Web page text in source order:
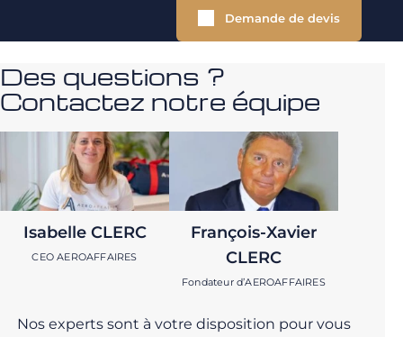
Demande de devis
Des questions ?
Contactez notre équipe
Isabelle CLERC
CEO AEROAFFAIRES
François-Xavier
CLERC
Fondateur d’AEROAFFAIRES
Nos experts sont à votre disposition pour vous